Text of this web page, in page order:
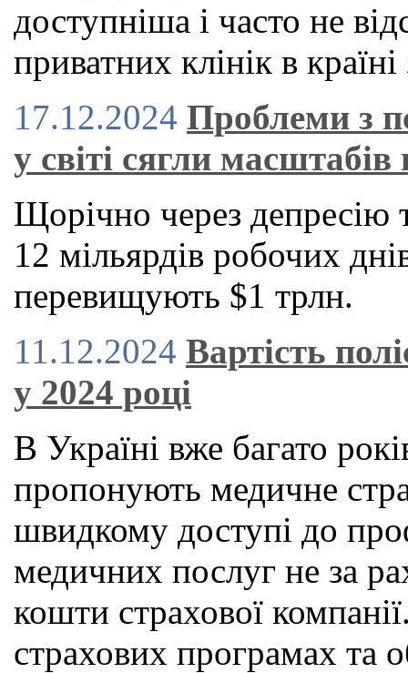
доступніша і часто не
приватних клінік в країні
17.12.2024 Проблеми з
у світі сягли масштабів
Щорічно через депресію
12 мільярдів робочих
перевищують $1 трлн.
11.12.2024 Вартість
у 2024 році
В Україні вже багато
пропонують медичне
швидкому доступі до
медичних послуг не за
кошти страхової
страхових програмах та